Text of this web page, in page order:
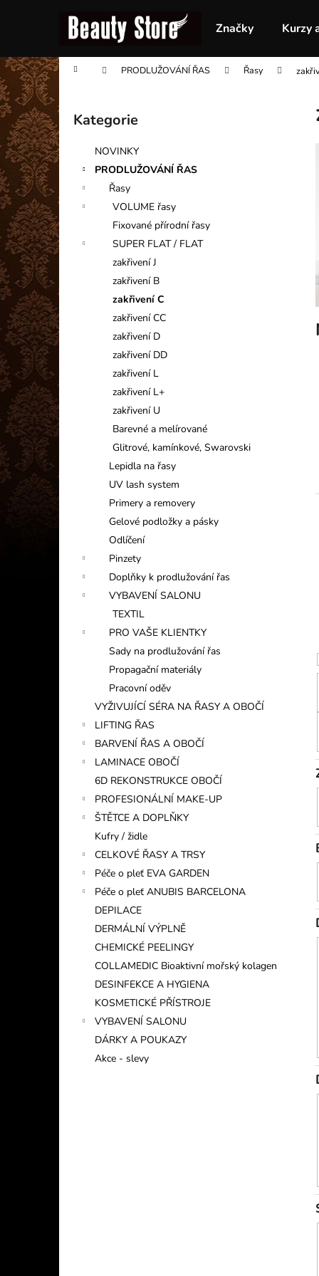
Značky Kurzy
Domů PRODLUŽOVÁNÍ ŘAS Řasy
o
s
t
r
n
n
í
n
e
l
Přeskočit
kategorie
Kategorie
NOVINKY
PRODLUŽOVÁNÍ ŘAS
Řasy
VOLUME řasy
Fixované přírodní řasy
SUPER FLAT / FLAT
zakřivení J
zakřivení B
zakřivení C
zakřivení CC
zakřivení D
zakřivení DD
zakřivení L
zakřivení L+
zakřivení U
Barevné a melírované
Glitrové, kamínkové, Swarovski
Lepidla na řasy
UV lash system
Primery a removery
Gelové podložky a pásky
Odlíčení
Pinzety
Doplňky k prodlužování řas
VYBAVENÍ SALONU
TEXTIL
PRO VAŠE KLIENTKY
Sady na prodlužování řas
Propagační materiály
Pracovní oděv
VYŽIVUJÍCÍ SÉRA NA ŘASY A OBOČÍ
LIFTING ŘAS
BARVENÍ ŘAS A OBOČÍ
LAMINACE OBOČÍ
6D REKONSTRUKCE OBOČÍ
PROFESIONÁLNÍ MAKE-UP
ŠTĚTCE A DOPLŇKY
Kufry / židle
CELKOVÉ ŘASY A TRSY
Péče o pleť EVA GARDEN
Péče o pleť ANUBIS BARCELONA
DEPILACE
DERMÁLNÍ VÝPLNĚ
CHEMICKÉ PEELINGY
COLLAMEDIC Bioaktivní mořský kolagen
DESINFEKCE A HYGIENA
KOSMETICKÉ PŘÍSTROJE
VYBAVENÍ SALONU
DÁRKY A POUKAZY
Akce - slevy
í
k
do
obchodu
do
obchodu
INFORMAČNÍ KARTIČKA